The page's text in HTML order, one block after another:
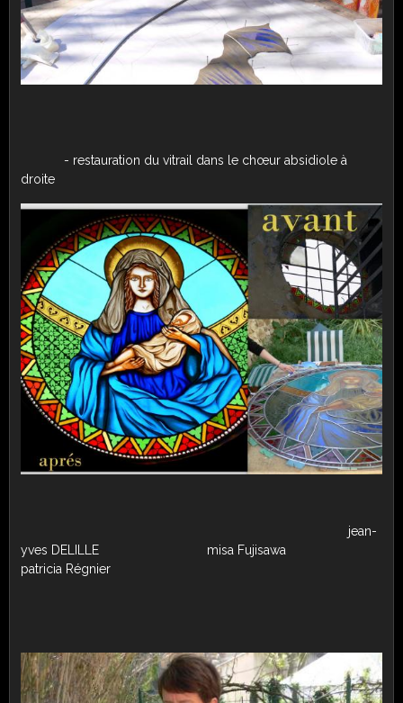
- restauration du vitrail dans le chœur absidiole à
droite
jean-
yves DELILLE misa Fujisawa
patricia Régnier